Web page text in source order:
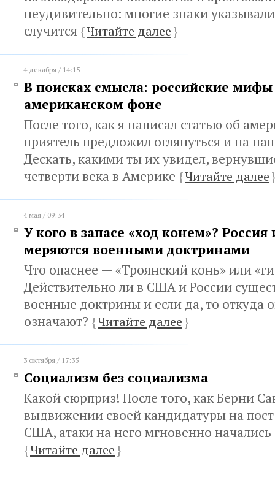
неудивительно: многие знаки
случится {Читайте далее}
4 декабря / 14:15
В поисках смысла: российские
американском фоне
После того, как я написал статью об
приятель предложил оглянуться и на
Дескать, какими ты их увидел,
четверти века в Америке {Читайте далее}
4 мая / 09:34
У кого в запасе «ход конем»?
меряются военными доктринами
Что опаснее — «Троянский конь» или
Действительно ли в США и России
военные доктрины и если да, то откуда
означают? {Читайте далее}
3 октября / 17:35
Социализм без социализма
Какой сюрприз! После того, как Берни
выдвижении своей кандидатуры на
США, атаки на него мгновенно начались
{Читайте далее}